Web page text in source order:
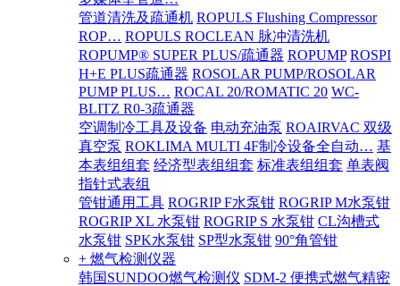
管道清洗及疏通机 ROPULS Flushing Compressor
ROP… ROPULS ROCLEAN 脉冲清洗机
ROPUMP® SUPER PLUS/疏通器 ROPUMP ROSPI
H+E PLUS疏通器 ROSOLAR PUMP/ROSOLAR
PUMP PLUS… ROCAL 20/ROMATIC 20 WC-
BLITZ R0-3疏通器
空调制冷工具及设备 电动充油泵 ROAIRVAC 双级
真空泵 ROKLIMA MULTI 4F制冷设备全自动… 基
本表组组套 经济型表组组套 标准表组组套 单表阀
指针式表组
管钳通用工具 ROGRIP F水泵钳 ROGRIP M水泵钳
ROGRIP XL 水泵钳 ROGRIP S 水泵钳 CL沟槽式
水泵钳 SPK水泵钳 SP型水泵钳 90°角管钳
+ 燃气检测仪器
韩国SUNDOO燃气检测仪 SDM-2 便携式燃气精密